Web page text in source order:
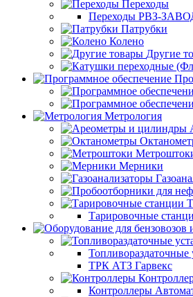
Переходы
Переходы РВЗ-
Патрубки
Колено
Другие
Метрология
Мерники
Тарировочные
Топливораздаточные
ТРК АТЗ Гарвекс
Контроллеры